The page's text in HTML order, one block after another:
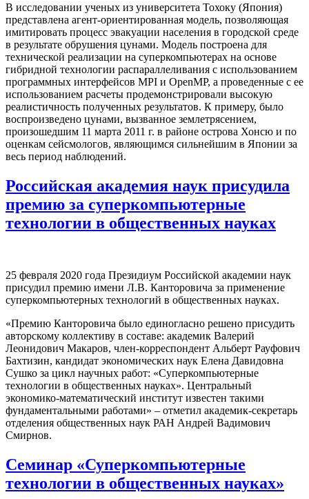
В исследовании ученых из университета Тохоку (Япония)
представлена агент-ориентированная модель, позволяющая
имитировать процесс эвакуации населения в городской среде
в результате обрушения цунами. Модель построена для
технической реализации на суперкомпьютерах на основе
гибридной технологии распараллеливания с использованием
программных интерфейсов MPI и OpenMP, а проведенные с ее
использованием расчеты продемонстрировали высокую
реалистичность полученных результатов. К примеру, было
воспроизведено цунами, вызванное землетрясением,
произошедшим 11 марта 2011 г. в районе острова Хонсю и по
оценкам сейсмологов, являющимся сильнейшим в Японии за
весь период наблюдений.
Российская академия наук присудила
премию за суперкомпьютерные
технологии в общественных науках
25 февраля 2020 года Президиум Российской академии наук
присудил премию имени Л.В. Канторовича за применение
суперкомпьютерных технологий в общественных науках.
«Премию Канторовича было единогласно решено присудить
авторскому коллективу в составе: академик Валерий
Леонидович Макаров, член-корреспондент Альберт Рауфович
Бахтизин, кандидат экономических наук Елена Давидовна
Сушко за цикл научных работ: «Суперкомпьютерные
технологии в общественных науках». Центральный
экономико-математический институт известен такими
фундаментальными работами» – отметил академик-секретарь
отделения общественных наук РАН Андрей Вадимович
Смирнов.
Семинар «Суперкомпьютерные
технологии в общественных науках»